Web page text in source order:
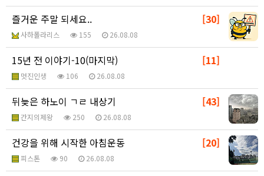
[30]
즐거운 주말 되세요..
사하폴라리스 155 26.08.08
[11]
15년 전 이야기-10(마지막)
멋진인생 106 26.08.08
[43]
뒤늦은 하노이 ㄱㄹ 내상기
간지의제왕 250 26.08.08
[20]
건강을 위해 시작한 아침운동
피스톤 90 26.08.08